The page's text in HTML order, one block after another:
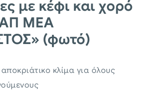
με κέφι και χορό
ΜΕΑ
(φωτό)
κλίμα για όλους